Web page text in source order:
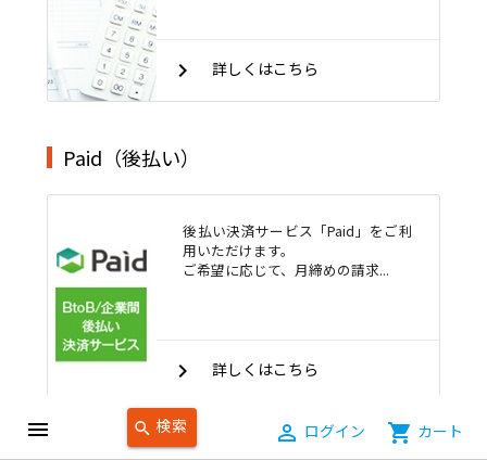
menu search 検索 person_outline ログイン shopping_cart カート
keyboard_arrow_right 詳しくはこちら
Paid（後払い）
後払い決済サービス「Paid」をご利
用いただけます。
ご希望に応じて、月締めの請求...
keyboard_arrow_right 詳しくはこちら